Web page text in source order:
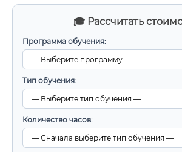
🎓 Рассчитать
Программа обучения:
Тип обучения:
Количество часов: